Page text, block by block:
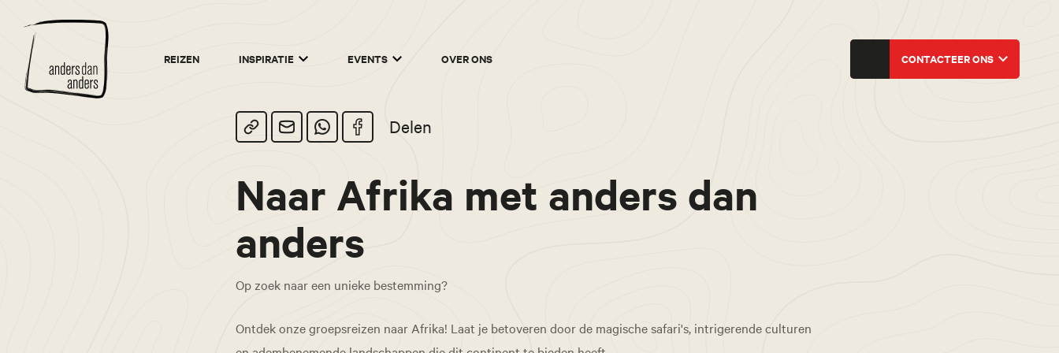
Anders
dan
Anders
REIZEN INSPIRATIE EVENTS OVER ONS CONTACTEER ONS
Delen
Naar Afrika met anders dan
anders
Op zoek naar een unieke bestemming?
Ontdek onze groepsreizen naar Afrika! Laat je betoveren door de magische safari's, intrigerende culturen